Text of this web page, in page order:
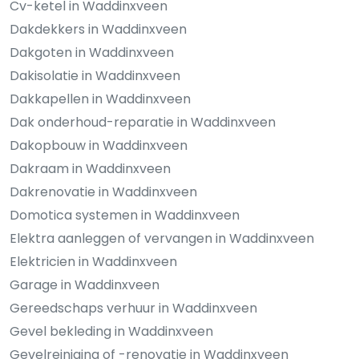
Cv-ketel in Waddinxveen
Dakdekkers in Waddinxveen
Dakgoten in Waddinxveen
Dakisolatie in Waddinxveen
Dakkapellen in Waddinxveen
Dak onderhoud-reparatie in Waddinxveen
Dakopbouw in Waddinxveen
Dakraam in Waddinxveen
Dakrenovatie in Waddinxveen
Domotica systemen in Waddinxveen
Elektra aanleggen of vervangen in Waddinxveen
Elektricien in Waddinxveen
Garage in Waddinxveen
Gereedschaps verhuur in Waddinxveen
Gevel bekleding in Waddinxveen
Gevelreiniging of -renovatie in Waddinxveen